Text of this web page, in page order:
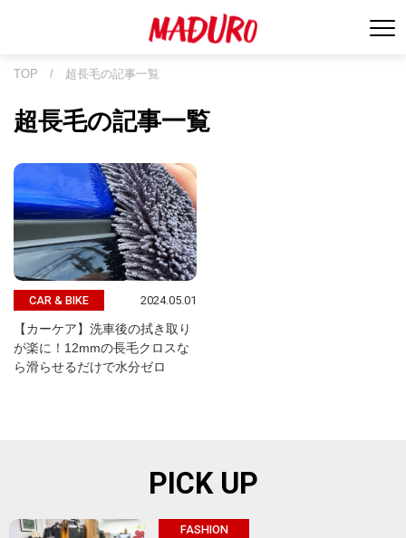
TOP / 超長毛の記事一覧
超長毛の記事一覧
CAR & BIKE 2024.05.01
【カーケア】洗車後の拭き取り
が楽に！12mmの長毛クロスな
ら滑らせるだけで水分ゼロ
PICK UP
FASHION